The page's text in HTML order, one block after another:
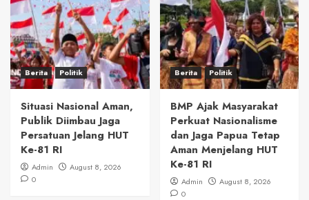
Berita Politik
Situasi Nasional Aman,
Publik Diimbau Jaga
Persatuan Jelang HUT
Ke-81 RI
Admin
August 8, 2026
0
Berita Politik
BMP Ajak Masyarakat
Perkuat Nasionalisme
dan Jaga Papua Tetap
Aman Menjelang HUT
Ke-81 RI
Admin
August 8, 2026
0